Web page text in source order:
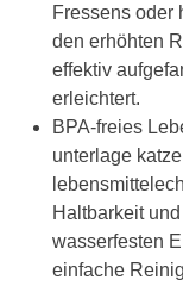
Fressens oder
den erhöhten
effektiv
erleichtert.
BPA-freies
unterlage
Haltbarkeit
wasserfesten
einfache